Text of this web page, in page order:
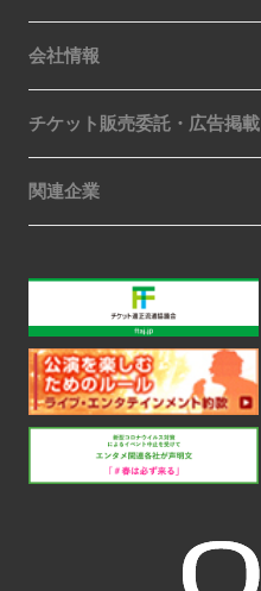
会社情報
チケット販売委託・広告掲載
関連企業